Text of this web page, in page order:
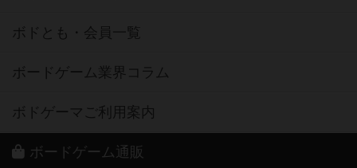
ボドとも・会員一覧
ボードゲーム業界コラム
ボドゲーマご利用案内
ボードゲーム通販